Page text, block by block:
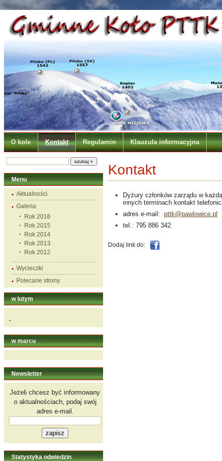
O kole Kontakt Regulamin Klauzula informacyjna
Menu
Aktualności
Galeria
Rok 2016
Rok 2015
Rok 2014
Rok 2013
Rok 2012
Wycieczki
Polecane strony
w lutym
w marcu
Newsletter
Jeżeli chcesz być informowany
o aktualnościach, podaj swój
adres e-mail.
Statystyka odwiedzin
Kontakt
Dyżury członków zarządu w
innych terminach kontakt
adres e-mail: pttk@pawlowice.pl
tel.: 795 886 342
Dodaj link do: